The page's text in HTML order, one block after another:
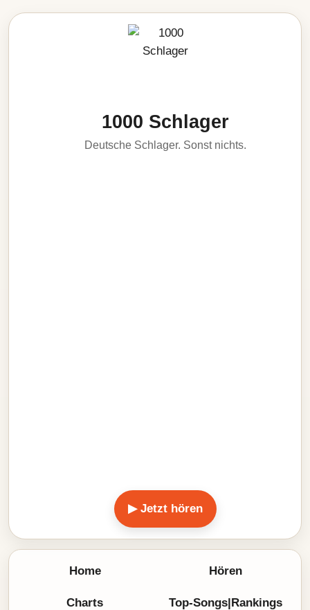
1000 Schlager
Deutsche Schlager. Sonst nichts.
▶ Jetzt hören
Home Hören
Charts Top-Songs|Rankings